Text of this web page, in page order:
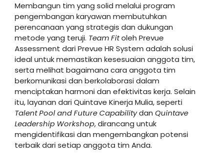
Membangun tim yang solid melalui program
pengembangan karyawan membutuhkan
perencanaan yang strategis dan dukungan
metode yang teruji. Team Fitoleh Prevue
Assessment dari Prevue HR System adalah solusi
ideal untuk memastikan kesesuaian anggota tim,
serta melihat bagaimana cara anggota tim
berkomunikasi dan berkolaborasi dalam
menciptakan harmoni dan efektivitas kerja. Selain
itu, layanan dari Quintave Kinerja Mulia, seperti
Talent Pool and Future Capabilitydan Quintave
Leadership Workshop, dirancang untuk
mengidentifikasi dan mengembangkan potensi
terbaik dari setiap anggota tim Anda.